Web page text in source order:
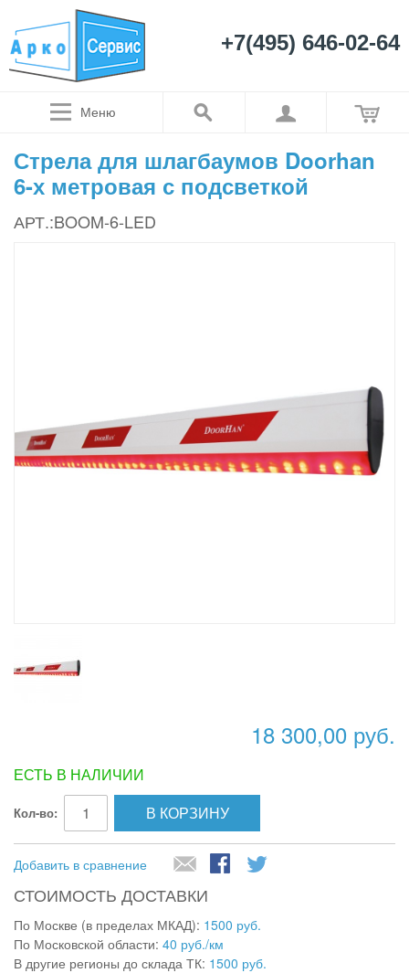
+7(495) 646-02-64
Меню
Стрела для шлагбаумов Doorhan
6-х метровая с подсветкой
АРТ.:BOOM-6-LED
18 300,00 руб.
ЕСТЬ В НАЛИЧИИ
Кол-во: В КОРЗИНУ
Добавить в сравнение
СТОИМОСТЬ ДОСТАВКИ
По Москве (в пределах МКАД): 1500 руб.
По Московской области: 40 руб./км
В другие регионы до склада ТК: 1500 руб.